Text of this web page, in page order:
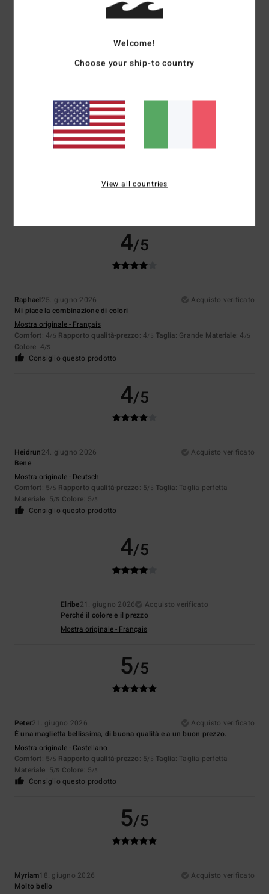
5
28. giugno 2026
Acquisto verificato
Rapporto qualità-prezzo: 5/5 Taglia
4/5
Raphael25. giugno 2026
Acquisto verificato
Mi piace la combinazione di colori
Mostra originale - Français
Comfort: 4/5 Rapporto qualità-prezzo: 4/5 Taglia: Grande Materiale: 4 /5
Colore: 4/5
Consiglio questo prodotto
4/5
Heidrun24. giugno 2026
Acquisto verificato
Bene
Mostra originale - Deutsch
Comfort: 5/5 Rapporto qualità-prezzo: 5/5 Taglia: Taglia perfetta
Materiale: 5/5 Colore: 5/5
Consiglio questo prodotto
4/5
Elribe21. giugno 2026
Acquisto verificato
Perché il colore e il prezzo
Mostra originale - Français
5/5
Peter21. giugno 2026
Acquisto verificato
È una maglietta bellissima, di buona qualità e a un buon prezzo.
Mostra originale - Castellano
Comfort: 5/5 Rapporto qualità-prezzo: 5/5 Taglia: Taglia perfetta
Materiale: 5/5 Colore: 5/5
Consiglio questo prodotto
5/5
Myriam18. giugno 2026
Acquisto verificato
Molto bello
Welcome!
Choose your ship-to country
View all countries